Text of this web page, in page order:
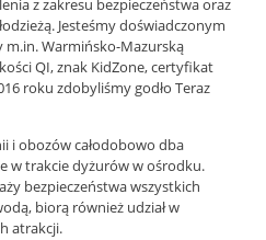
z zakresu bezpieczeństwa oraz
Jesteśmy doświadczonym
Warmińsko-Mazurską
QI, znak KidZone, certyfikat
roku zdobyliśmy godło Teraz
i obozów całodobowo dba
w trakcie dyżurów w ośrodku.
bezpieczeństwa wszystkich
biorą również udział w
atrakcji.